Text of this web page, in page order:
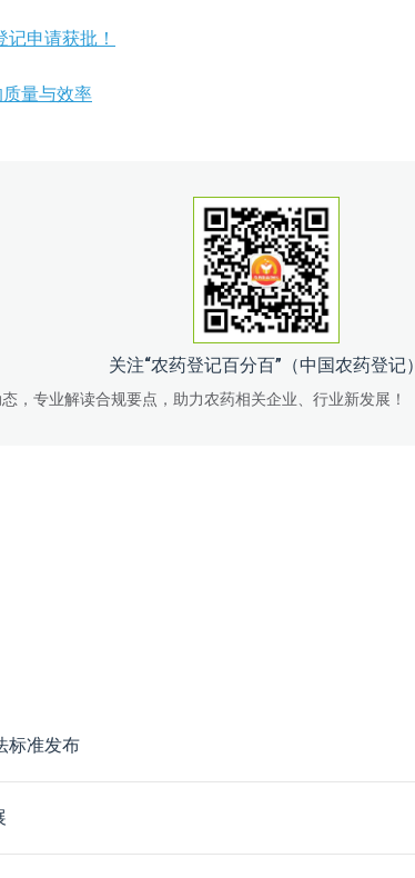
申请获批！
质量与效率
关注“农药登记百分百”（中国农药登记）
，专业解读合规要点，助力农药相关企业、行业新发展！
标准发布